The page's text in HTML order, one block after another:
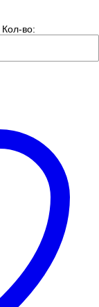
Кол-во: